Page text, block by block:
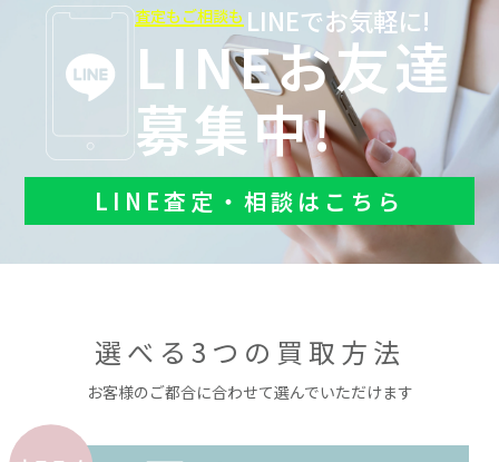
査定もご相談も LINEでお気軽に!
LINEお友達
募集中!
LINE査定・相談はこちら
選べる3つの買取方法
お客様のご都合に合わせて選んでいただけます